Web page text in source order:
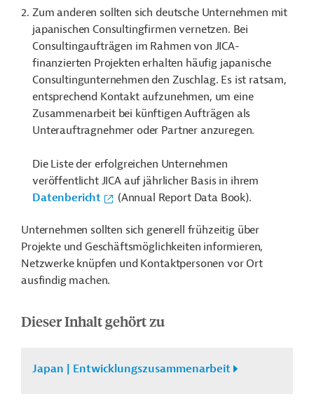
Zum anderen sollten sich deutsche Unternehmen mit
japanischen Consultingfirmen vernetzen. Bei
Consultingaufträgen im Rahmen von JICA-
finanzierten Projekten erhalten häufig japanische
Consultingunternehmen den Zuschlag. Es ist ratsam,
entsprechend Kontakt aufzunehmen, um eine
Zusammenarbeit bei künftigen Aufträgen als
Unterauftragnehmer oder Partner anzuregen.
Die Liste der erfolgreichen Unternehmen
veröffentlicht JICA auf jährlicher Basis in ihrem
Datenbericht
(Annual Report Data Book).
Unternehmen sollten sich generell frühzeitig über
Projekte und Geschäftsmöglichkeiten informieren,
Netzwerke knüpfen und Kontaktpersonen vor Ort
ausfindig machen.
Dieser Inhalt gehört zu
Japan | Entwicklungszusammenarbeit